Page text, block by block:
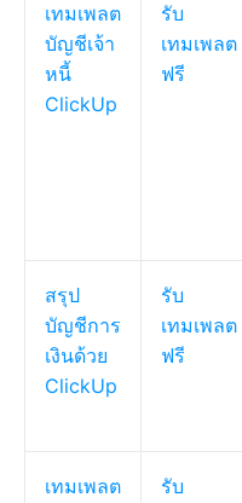
เทมเพลต
บัญชีเจ้า
หนี้
ClickUp
รับ
เทมเพลต
ฟรี
สรุป
บัญชีการ
เงินด้วย
ClickUp
รับ
เทมเพลต
ฟรี
เทมเพลต
รับ